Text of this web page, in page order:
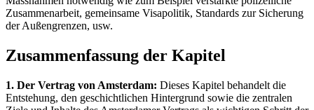
Zusammenarbeit, gemeinsame Visapolitik, Standards zur Sicherung
der Außengrenzen, usw.
Zusammenfassung der Kapitel
1. Der Vertrag von Amsterdam: Dieses Kapitel behandelt die
Entstehung, den geschichtlichen Hintergrund sowie die zentralen